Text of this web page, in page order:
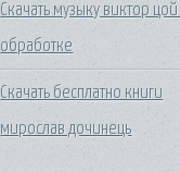
Скачать музыку виктор
обработке
Скачать бесплатно книги
мирослав дочинець